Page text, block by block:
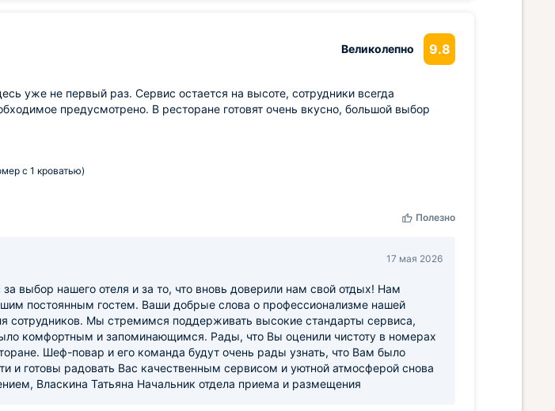
Великолепно 9.8
уже не первый раз. Сервис остается на высоте, сотрудники всегда
предусмотрено. В ресторане готовят очень вкусно, большой выбор
с 1 кроватью)
Полезно
17 мая 2026
выбор нашего отеля и за то, что вновь доверили нам свой отдых! Нам
постоянным гостем. Ваши добрые слова о профессионализме нашей
сотрудников. Мы стремимся поддерживать высокие стандарты сервиса,
комфортным и запоминающимся. Рады, что Вы оценили чистоту в номерах
Шеф-повар и его команда будут очень рады узнать, что Вам было
и готовы радовать Вас качественным сервисом и уютной атмосферой снова
Власкина Татьяна Начальник отдела приема и размещения